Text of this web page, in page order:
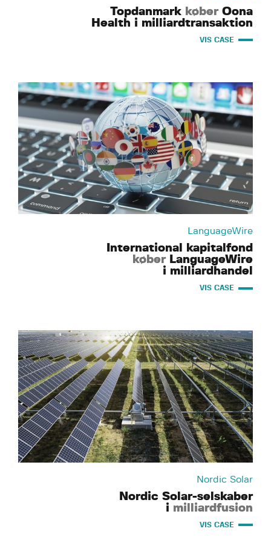
Topdanmark køberOona
Health i milliardtransaktion
VIS CASE
LanguageWire
International kapitalfond
køberLanguageWire
i milliardhandel
VIS CASE
Nordic Solar
Nordic Solar-selskaber
i milliardfusion
VIS CASE